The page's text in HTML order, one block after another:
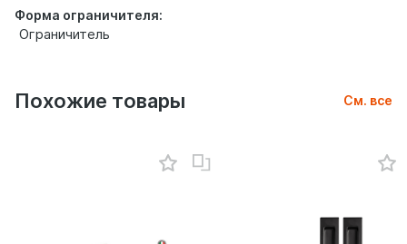
Форма ограничителя:
Ограничитель
Похожие товары См. все